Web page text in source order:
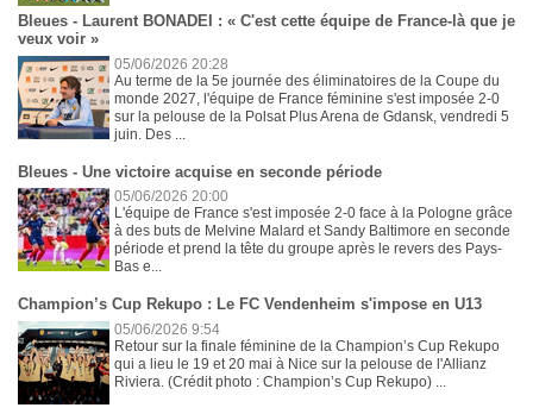
Bleues - Laurent BONADEI : « C'est cette équipe de France-là que je
veux voir »
05/06/2026 20:28
Au terme de la 5e journée des éliminatoires de la Coupe du
monde 2027, l'équipe de France féminine s'est imposée 2-0
sur la pelouse de la Polsat Plus Arena de Gdansk, vendredi 5
juin. Des ...
Bleues - Une victoire acquise en seconde période
05/06/2026 20:00
L'équipe de France s'est imposée 2-0 face à la Pologne grâce
à des buts de Melvine Malard et Sandy Baltimore en seconde
période et prend la tête du groupe après le revers des Pays-
Bas e...
Champion’s Cup Rekupo : Le FC Vendenheim s'impose en U13
05/06/2026 9:54
Retour sur la finale féminine de la Champion’s Cup Rekupo
qui a lieu le 19 et 20 mai à Nice sur la pelouse de l'Allianz
Riviera. (Crédit photo : Champion’s Cup Rekupo) ...